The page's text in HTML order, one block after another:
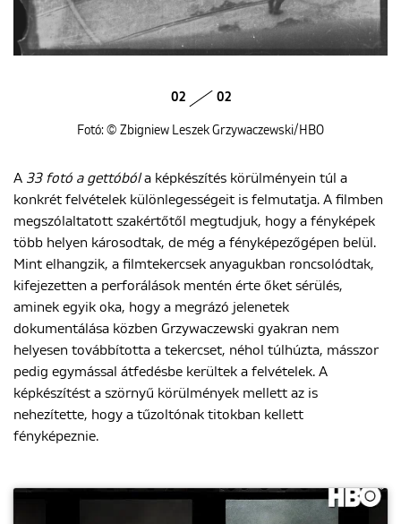
02 02
Fotó: © Zbigniew Leszek Grzywaczewski/HBO
A 33 fotó a gettóbóla képkészítés körülményein túl a
konkrét felvételek különlegességeit is felmutatja. A filmben
megszólaltatott szakértőtől megtudjuk, hogy a fényképek
több helyen károsodtak, de még a fényképezőgépen belül.
Mint elhangzik, a filmtekercsek anyagukban roncsolódtak,
kifejezetten a perforálások mentén érte őket sérülés,
aminek egyik oka, hogy a megrázó jelenetek
dokumentálása közben Grzywaczewski gyakran nem
helyesen továbbította a tekercset, néhol túlhúzta, másszor
pedig egymással átfedésbe kerültek a felvételek. A
képkészítést a szörnyű körülmények mellett az is
nehezítette, hogy a tűzoltónak titokban kellett
fényképeznie.